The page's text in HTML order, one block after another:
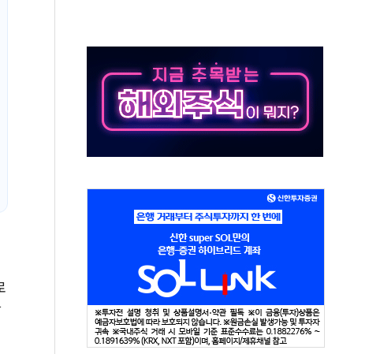
최대 실적에 13%대 급등
'생활파킹통장' 출시
씌우는 트럼프...당내선 "안 먹힌다" 균열
첫 '국제보훈컨퍼런스'… 한미동맹 상징성 부각
철도 전력망 구축 계약